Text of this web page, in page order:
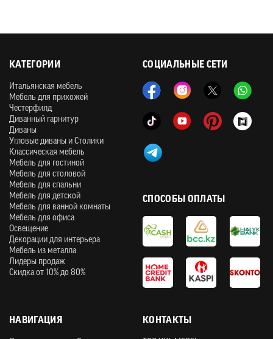
СОЦИАЛЬНЫЕ СЕТИ
КАТЕГОРИИ
Итальянская мебель
Мебель для прихожей
Честерфилд
Диванный гарнитур
Диваны
Угловые диваны и Столики
Классическая мебель
Мебель для гостиной
Мебель для столовой
Мебель для спальни
Мебель для детской
Мебель для ванной комнаты
Мебель для офиса
Освещение
Декорации для интерьера
Мебель из металла
Лидеры продаж
Скидка от 10% до 80%
НАВИГАЦИЯ
СПОСОБЫ ОПЛАТЫ
КОНТАКТЫ